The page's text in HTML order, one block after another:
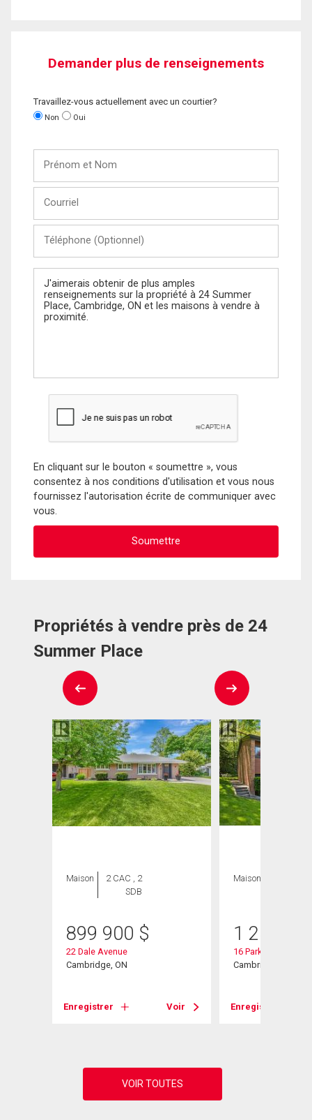
Demander plus de renseignements
Travaillez-vous actuellement avec un courtier?
Non Oui
Nom
(Optionnel)
Message
En cliquant sur le bouton « soumettre », vous
consentez à nos conditions d'utilisation et vous nous
fournissez l'autorisation écrite de communiquer avec
vous.
Propriétés à vendre près de 24
Summer Place
Maison
2 CAC , 2
SDB
899 900 $
22 Dale Avenue
Cambridge, ON
Enregistrer Voir
Maison
1 250
16 Parkwood Drive
Cambridge, ON
Enregistrer